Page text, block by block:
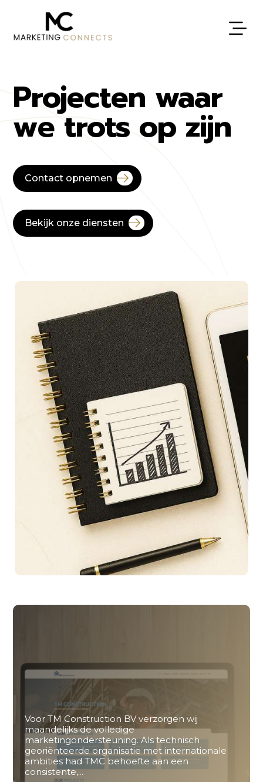
Projecten waar
we trots op zijn
Contact opnemen
Bekijk onze diensten
Voor TM Construction BV verzorgen wij
maandelijks de volledige
marketingondersteuning. Als technisch
georiënteerde organisatie met internationale
ambities had TMC behoefte aan een
consistente,...